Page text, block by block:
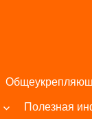
Полезная